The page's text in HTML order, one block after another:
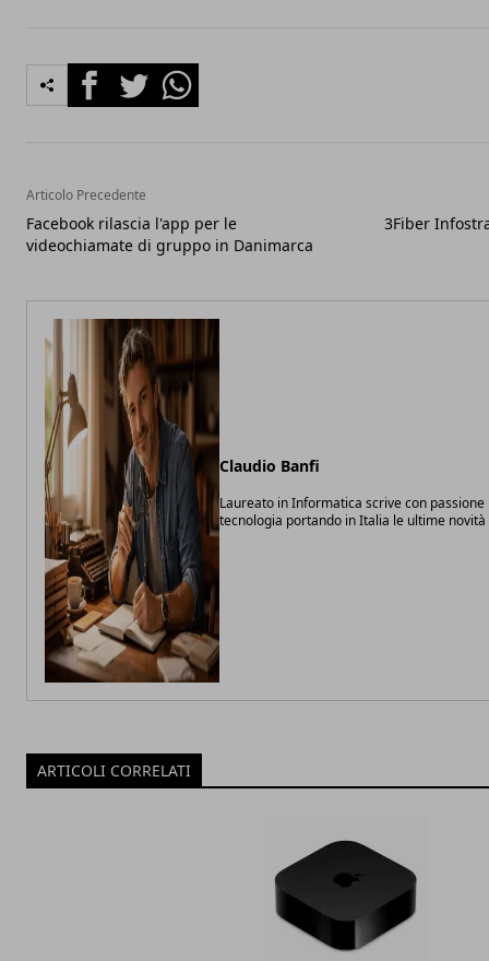
FacebookTwitterWhatsapp
Articolo Precedente
Facebook rilascia l'app per le
videochiamate di gruppo in Danimarca
3Fiber
Claudio Banfi
Laureato in Informatica scrive con
tecnologia portando in Italia le ultime novità
ARTICOLI CORRELATI